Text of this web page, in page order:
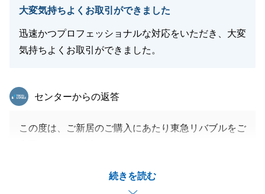
大変気持ちよくお取引ができました
迅速かつプロフェッショナルな対応をいただき、大変
気持ちよくお取引ができました。
続きを読む
東急リバブル
センターからの返答
この度は、ご新居のご購入にあたり東急リバブルをご
いつも迅速なご対応をいただき感謝申し上げます。